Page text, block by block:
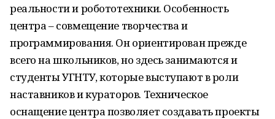
реальности и робототехники. Особенность
центра – совмещение творчества и
программирования. Он ориентирован прежде
всего на школьников, но здесь занимаются и
студенты УГНТУ, которые выступают в роли
наставников и кураторов. Техническое
оснащение центра позволяет создавать проекты